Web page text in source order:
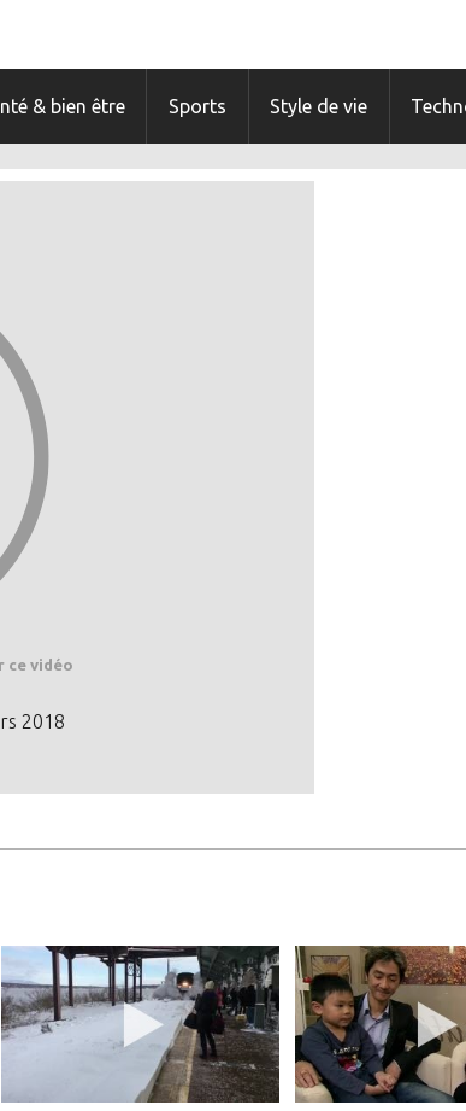
& bien être Sports Style de vie
ce vidéo
2018